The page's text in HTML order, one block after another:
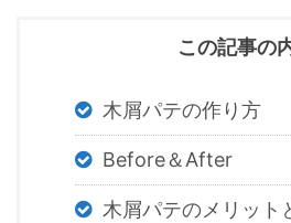
この記事の
木屑パテの作り方
Before＆After
木屑パテのメリット